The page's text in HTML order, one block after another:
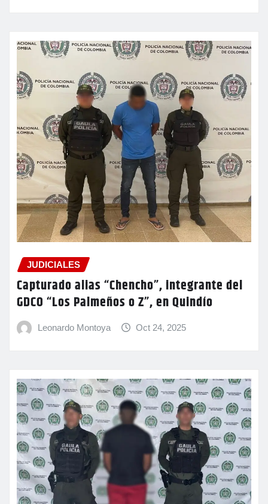
JUDICIALES
Capturado alias “Chencho”, integrante del
GDCO “Los Palmeños o Z”, en Quindío
Leonardo Montoya Oct 24, 2025